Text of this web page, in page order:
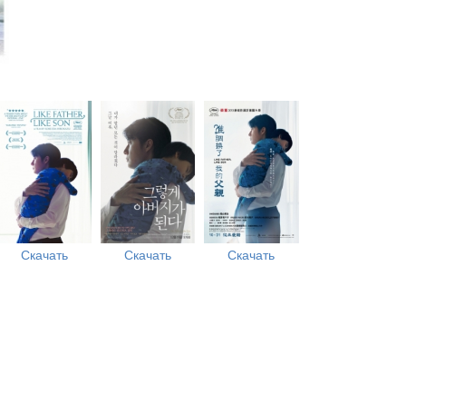
Скачать Скачать Скачать